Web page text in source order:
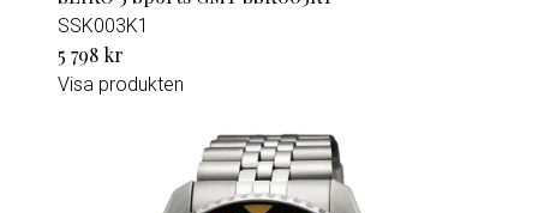
SSK003K1
5 798 kr
Visa produkten